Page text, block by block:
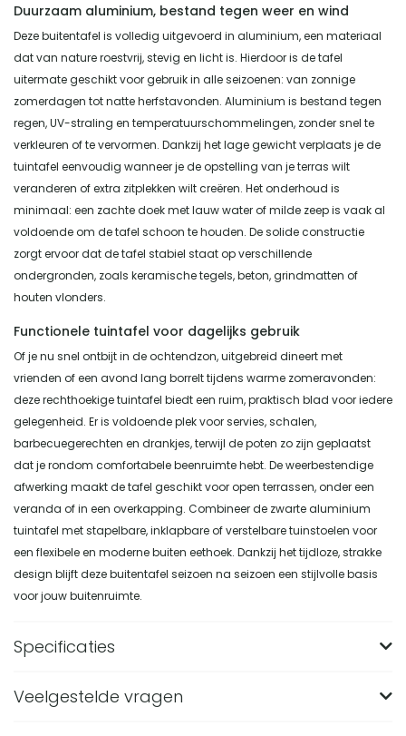
Duurzaam aluminium, bestand tegen weer en wind
Deze buitentafel is volledig uitgevoerd in aluminium, een materiaal
dat van nature roestvrij, stevig en licht is. Hierdoor is de tafel
uitermate geschikt voor gebruik in alle seizoenen: van zonnige
zomerdagen tot natte herfstavonden. Aluminium is bestand tegen
regen, UV-straling en temperatuurschommelingen, zonder snel te
verkleuren of te vervormen. Dankzij het lage gewicht verplaats je de
tuintafel eenvoudig wanneer je de opstelling van je terras wilt
veranderen of extra zitplekken wilt creëren. Het onderhoud is
minimaal: een zachte doek met lauw water of milde zeep is vaak al
voldoende om de tafel schoon te houden. De solide constructie
zorgt ervoor dat de tafel stabiel staat op verschillende
ondergronden, zoals keramische tegels, beton, grindmatten of
houten vlonders.
Functionele tuintafel voor dagelijks gebruik
Of je nu snel ontbijt in de ochtendzon, uitgebreid dineert met
vrienden of een avond lang borrelt tijdens warme zomeravonden:
deze rechthoekige tuintafel biedt een ruim, praktisch blad voor iedere
gelegenheid. Er is voldoende plek voor servies, schalen,
barbecuegerechten en drankjes, terwijl de poten zo zijn geplaatst
dat je rondom comfortabele beenruimte hebt. De weerbestendige
afwerking maakt de tafel geschikt voor open terrassen, onder een
veranda of in een overkapping. Combineer de zwarte aluminium
tuintafel met stapelbare, inklapbare of verstelbare tuinstoelen voor
een flexibele en moderne buiten eethoek. Dankzij het tijdloze, strakke
design blijft deze buitentafel seizoen na seizoen een stijlvolle basis
voor jouw buitenruimte.
Specificaties
Merk
Veelgestelde vragen